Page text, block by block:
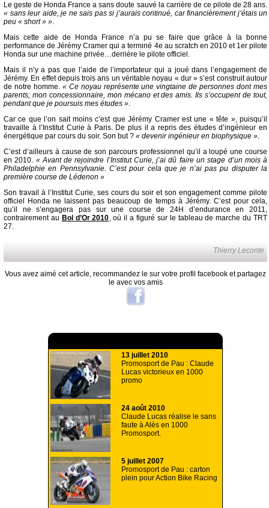
Le geste de Honda France a sans doute sauvé la carrière de ce pilote de 28 ans.
« sans leur aide, je ne sais pas si j’aurais continué, car financièrement j’étais un
peu « short » ».
Mais cette aide de Honda France n’a pu se faire que grâce à la bonne
performance de Jérémy Cramer qui a terminé 4e au scratch en 2010 et 1er pilote
Honda sur une machine privée…derrière le pilote officiel.
Mais il n’y a pas que l’aide de l’importateur qui a joué dans l’engagement de
Jérémy. En effet depuis trois ans un véritable noyau « dur » s’est construit autour
de notre homme. « Ce noyau représente une vingtaine de personnes dont mes
parents, mon concessionnaire, mon mécano et des amis. Ils s’occupent de tout,
pendant que je poursuis mes études ».
Car ce que l’on sait moins c’est que Jérémy Cramer est une « tête », puisqu’il
travaille à l’Institut Curie à Paris. De plus il a repris des études d’ingénieur en
énergétique par cours du soir. Son but ? « devenir ingénieur en biophysique ».
C’est d’ailleurs à cause de son parcours professionnel qu’il a loupé une course
en 2010. « Avant de rejoindre l’Institut Curie, j’ai dû faire un stage d’un mois à
Philadelphie en Pennsylvanie. C’est pour cela que je n’ai pas pu disputer la
première course de Lédenon »
Son travail à l’Institut Curie, ses cours du soir et son engagement comme pilote
officiel Honda ne laissent pas beaucoup de temps à Jérémy. C’est pour cela,
qu’il ne s’engagera pas sur une course de 24H d’endurance en 2011,
contrairement au Bol d’Or 2010, où il a figuré sur le tableau de marche du TRT
27.
Thierry Leconte
Vous avez aimé cet article, recommandez le sur votre profil facebook et partagez
le avec vos amis
13 juillet 2010
Promosport de Pau : Claude
Lucas victorieux en 1000
promo
24 août 2010
Claude Lucas réalise le sans
faute à Alès en 1000
Promosport.
5 juillet 2007
Promosport de Pau : carton
plein pour Action Bike Racing